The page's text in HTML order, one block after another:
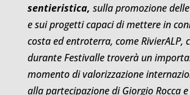
sentieristica, sulla promozione
e sui progetti capaci di mettere in
costa ed entroterra, come RivierALP,
durante Festivalle troverà un
momento di valorizzazione
alla partecipazione di Giorgio Rocca